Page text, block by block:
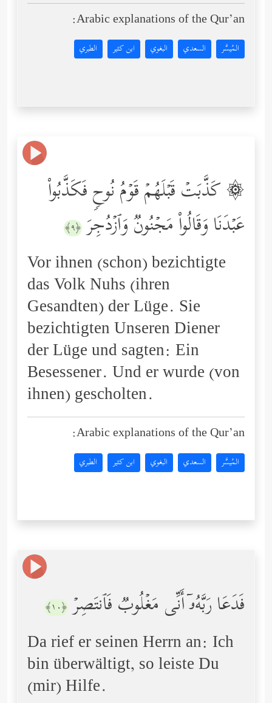
Arabic explanations of the Qur’an:
المُيسَّر السعدي البغوي ابن كثير الطبري
۞ كَذَّبَتۡ قَبۡلَهُمۡ قَوۡمُ نُوحࣲ فَكَذَّبُواْ
عَبۡدَنَا وَقَالُواْ مَجۡنُونࣱ وَٱزۡدُجِرَ ﴿٩﴾
Vor ihnen (schon) bezichtigte
das Volk Nuhs (ihren
Gesandten) der Lüge. Sie
bezichtigten Unseren Diener
der Lüge und sagten: Ein
Besessener. Und er wurde (von
ihnen) gescholten.
Arabic explanations of the Qur’an:
المُيسَّر السعدي البغوي ابن كثير الطبري
فَدَعَا رَبَّهُۥۤ أَنِّی مَغۡلُوبࣱ فَٱنتَصِرۡ ﴿١٠﴾
Da rief er seinen Herrn an: Ich
bin überwältigt, so leiste Du
(mir) Hilfe.